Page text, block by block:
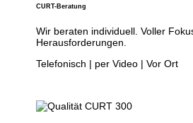
CURT-Beratung
Wir beraten individuell. Voller
Herausforderungen.
Telefonisch | per Video | Vor Ort